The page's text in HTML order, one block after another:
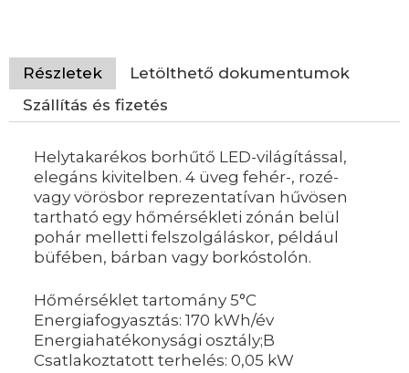
Részletek
Letölthető dokumentumok
Szállítás és fizetés
Helytakarékos borhűtő LED-világítással,
elegáns kivitelben. 4 üveg fehér-, rozé-
vagy vörösbor reprezentatívan hűvösen
tartható egy hőmérsékleti zónán belül
pohár melletti felszolgáláskor, például
büfében, bárban vagy borkóstolón.
Hőmérséklet tartomány 5°C
Energiafogyasztás: 170 kWh/év
Energiahatékonysági osztály;B
Csatlakoztatott terhelés: 0,05 kW